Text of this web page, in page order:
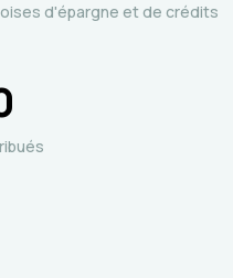
d'épargne et de crédits